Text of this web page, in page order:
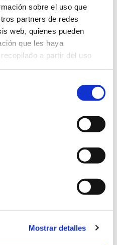
sobre el uso que
partners de redes
web, quienes pueden
que les haya
a partir del uso
Mostrar detalles
requeridas
rehabilita la red de